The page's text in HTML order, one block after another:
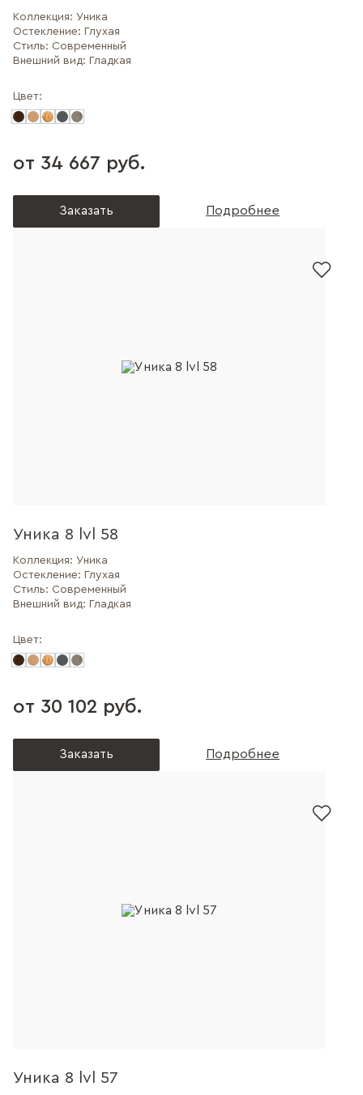
Коллекция: Уника
Остекление: Глухая
Стиль: Современный
Внешний вид: Гладкая
Цвет:
от 34 667 руб.
Заказать Подробнее
Уника 8 lvl 58
Коллекция: Уника
Остекление: Глухая
Стиль: Современный
Внешний вид: Гладкая
Цвет:
от 30 102 руб.
Заказать Подробнее
Уника 8 lvl 57